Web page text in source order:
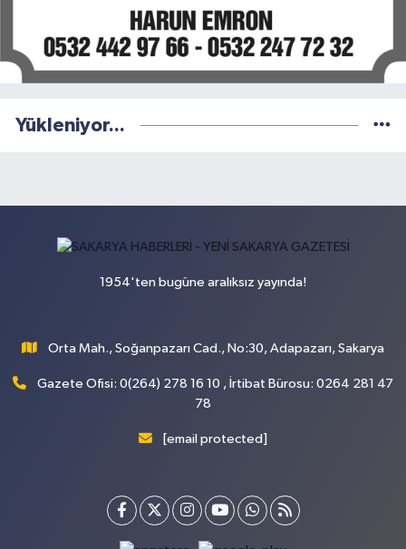
Yükleniyor...
1954'ten bugüne aralıksız yayında!
Orta Mah., Soğanpazarı Cad., No:30, Adapazarı, Sakarya
Gazete Ofisi: 0(264) 278 16 10 , İrtibat Bürosu: 0264 281 47
78
[email protected]